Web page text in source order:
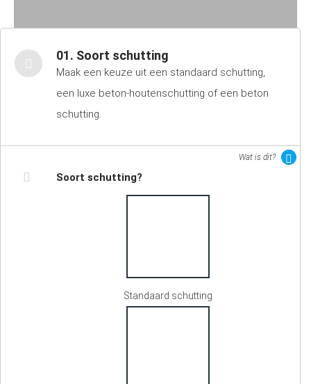
01. Soort schutting
Maak een keuze uit een standaard schutting,
een luxe beton-houtenschutting of een beton
schutting.
Wat is dit?
Soort schutting?
Standaard schutting